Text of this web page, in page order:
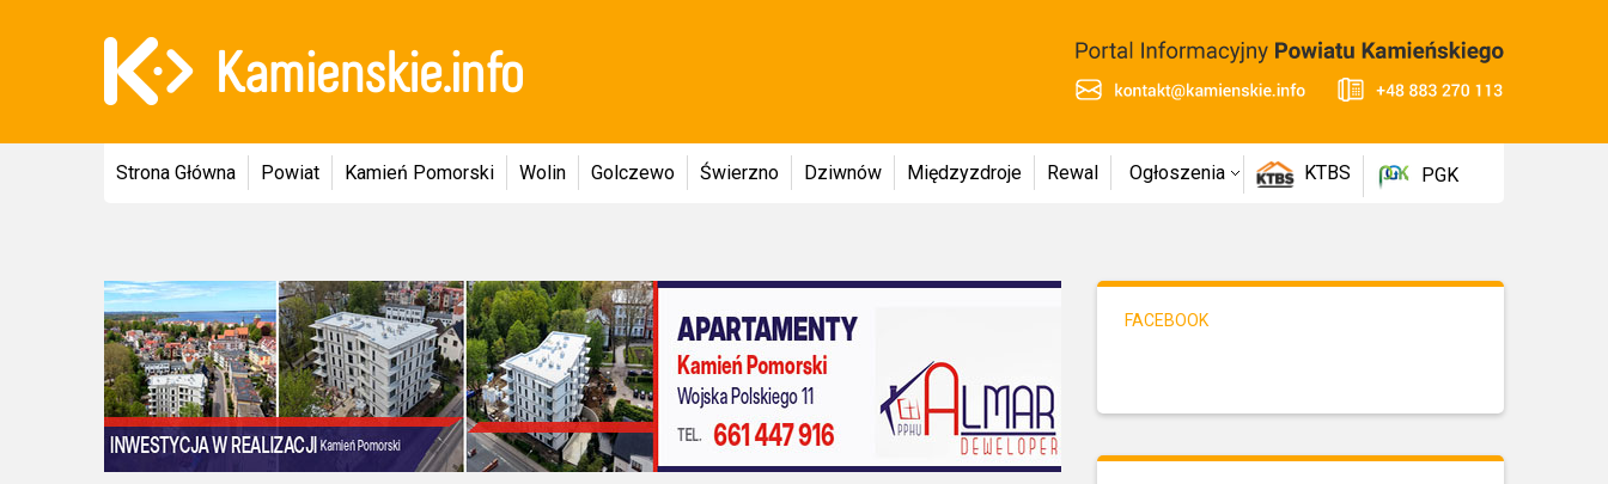
Strona Główna Powiat Kamień Pomorski Wolin Golczewo Świerzno Dziwnów Międzyzdroje Rewal Ogłoszenia KTBS PGK
FACEBOOK